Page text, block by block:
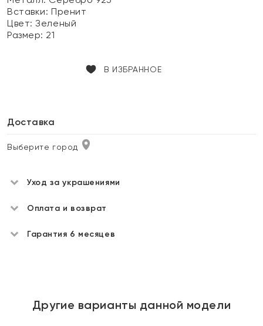
Вставки:Пренит
Цвет:Зеленый
Размер: 21
В ИЗБРАННОЕ
Доставка
Выберите город
Уход за украшениями
Оплата и возврат
Гарантия 6 месяцев
Другие варианты данной модели